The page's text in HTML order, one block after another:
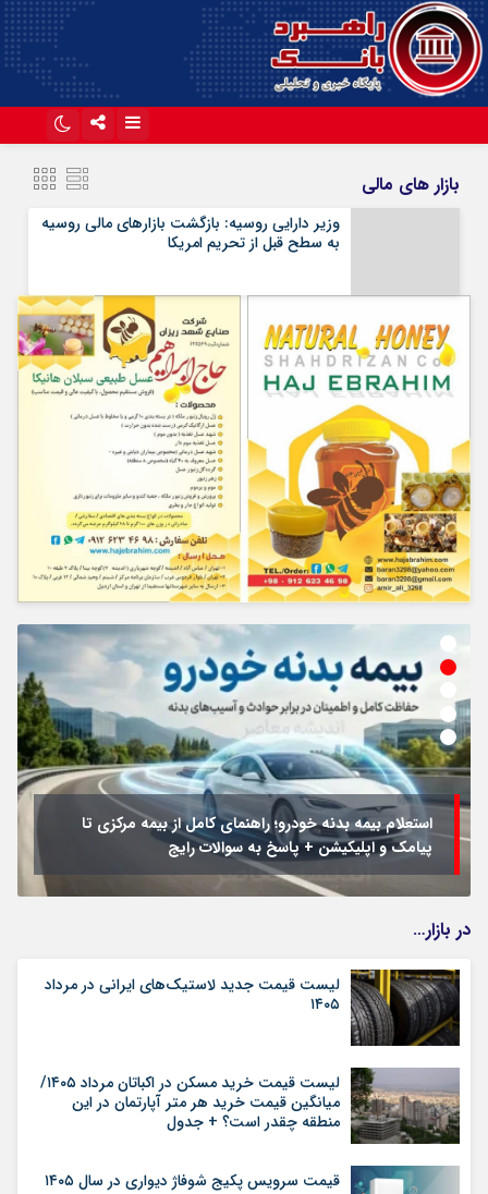
آپارات
بازار های مالی
وزیر دارایی روسیه: بازگشت بازارهای مالی روسیه
به سطح قبل از تحریم امریکا
استعلام بیمه بدنه خودرو؛ راهنمای کامل از بیمه مرکزی تا
پیامک و اپلیکیشن + پاسخ به سوالات رایج
در بازار…
لیست قیمت جدید لاستیک‌های ایرانی در مرداد
۱۴۰۵
لیست قیمت خرید مسکن در اکباتان مرداد ۱۴۰۵/
میانگین قیمت خرید هر متر آپارتمان در این
منطقه چقدر است؟ + جدول
قیمت سرویس پکیج شوفاژ دیواری در سال ۱۴۰۵